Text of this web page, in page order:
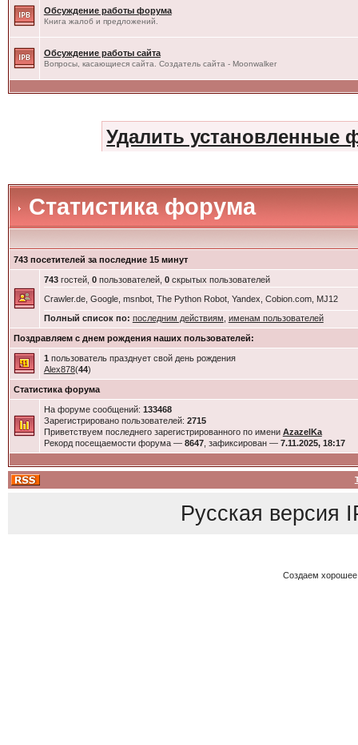
Обсуждение работы форума
Книга жалоб и предложений.
Обсуждение работы сайта
Вопросы, касающиеся сайта. Создатель сайта - Moonwalker
Удалить установленные
Статистика форума
743 посетителей за последние 15 минут
743гостей, 0пользователей, 0скрытых пользователей
Crawler.de, Google, msnbot, The Python Robot, Yandex, Cobion.com, MJ12
Полный список по: последним действиям именам пользователей
Поздравляем с днем рождения наших пользователей:
1 пользователь празднует свой день рождения
Alex878(44)
Статистика форума
На форуме сообщений: 133468
Зарегистрировано пользователей: 2715
Приветствуем последнего зарегистрированного по имени AzazelKa
Рекорд посещаемости форума — 8647, зафиксирован — 7.11.2025, 18:17
Русская версия
Создаем